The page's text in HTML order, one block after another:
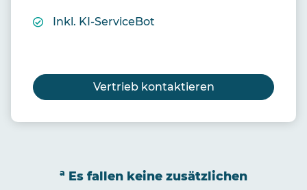
Inkl. KI-ServiceBot
Vertrieb kontaktieren
a Es fallen keine zusätzlichen